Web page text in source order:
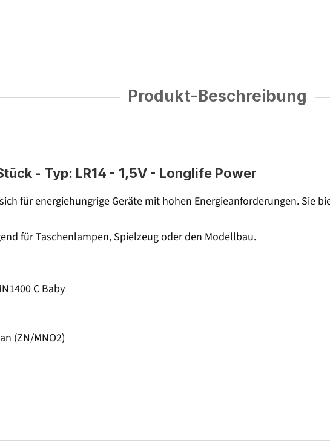
Produkt-Beschreibung
- Typ: LR14 - 1,5V - Longlife Power
für energiehungrige Geräte mit hohen Energieanforderungen.
für Taschenlampen, Spielzeug oder den Modellbau.
C Baby
(ZN/MNO2)